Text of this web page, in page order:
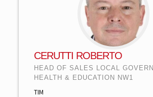
CERUTTI ROBERTO
HEAD OF SALES LOCAL
HEALTH & EDUCATION NW1
TIM